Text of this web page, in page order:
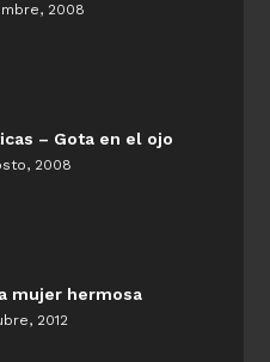
2008
– Gota en el ojo
2008
mujer hermosa
2012